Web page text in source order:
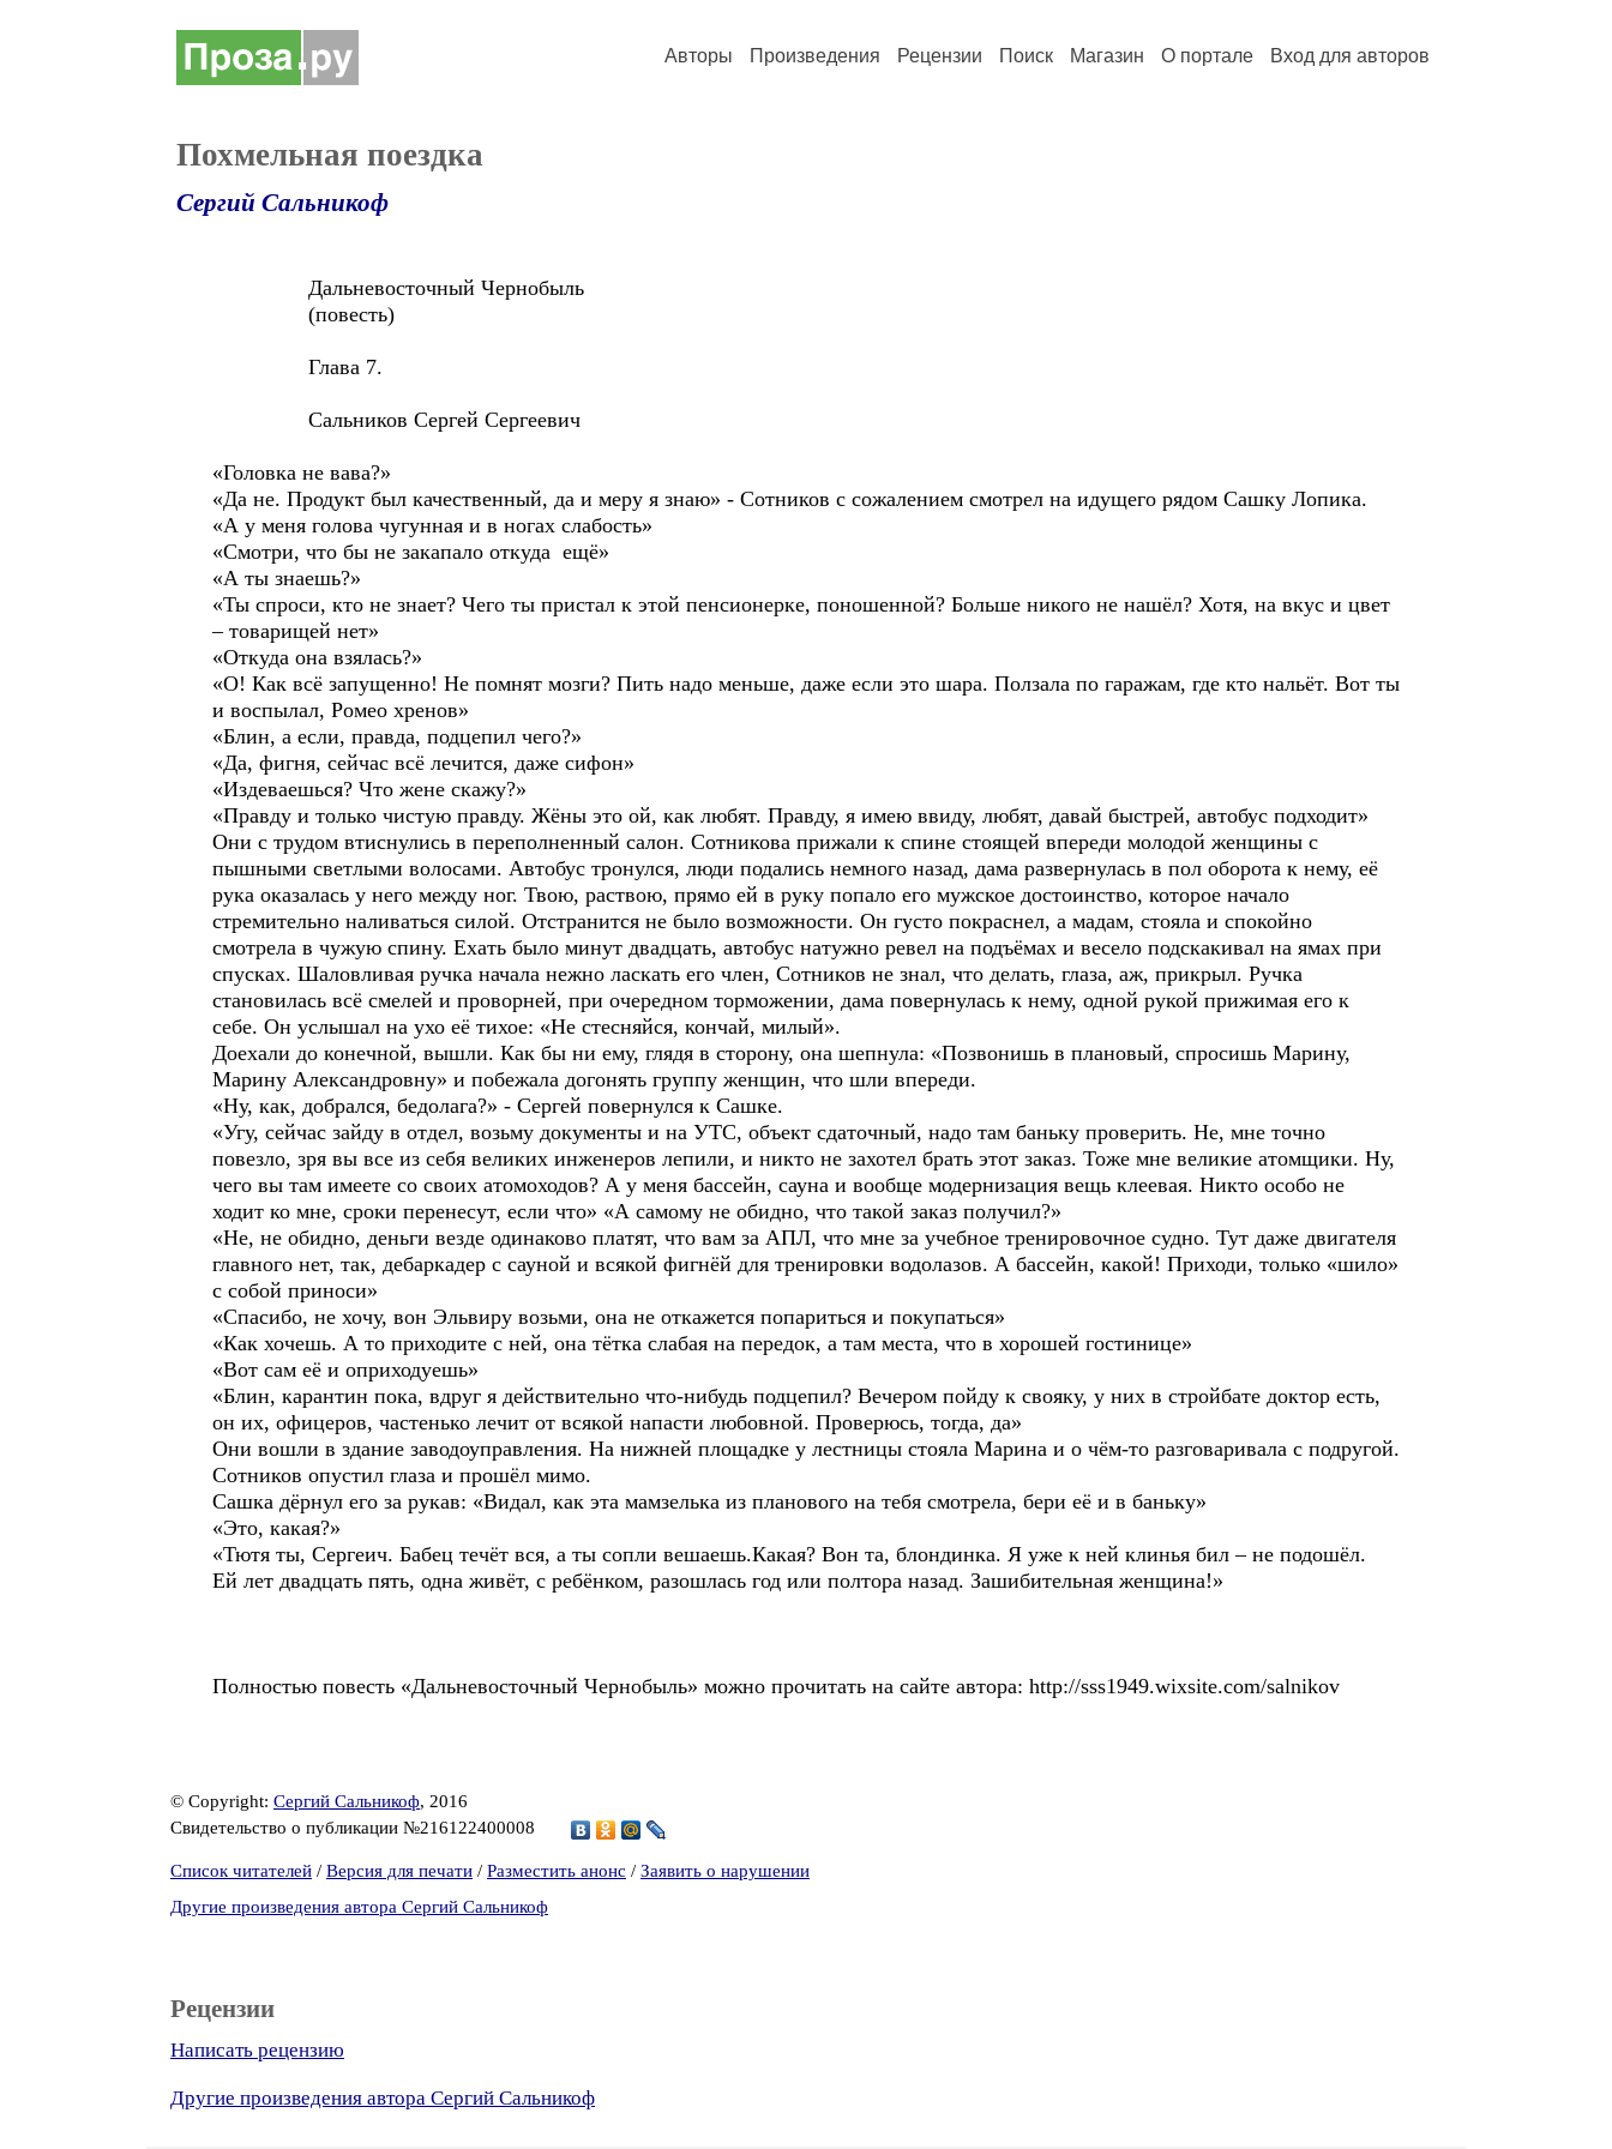
Авторы Произведения Рецензии Поиск Магазин О портале Вход для авторов
Похмельная поездка
Сергий Сальникоф
Дальневосточный Чернобыль
(повесть)
Глава 7.
Сальников Сергей Сергеевич
«Головка не вава?»
«Да не. Продукт был качественный, да и меру я знаю» - Сотников с сожалением смотрел на идущего рядом Сашку Лопика.
«А у меня голова чугунная и в ногах слабость»
«Смотри, что бы не закапало откуда ещё»
«А ты знаешь?»
«Ты спроси, кто не знает? Чего ты пристал к этой пенсионерке, поношенной? Больше никого не нашёл? Хотя, на вкус и цвет
– товарищей нет»
«Откуда она взялась?»
«О! Как всё запущенно! Не помнят мозги? Пить надо меньше, даже если это шара. Ползала по гаражам, где кто нальёт. Вот ты
и воспылал, Ромео хренов»
«Блин, а если, правда, подцепил чего?»
«Да, фигня, сейчас всё лечится, даже сифон»
«Издеваешься? Что жене скажу?»
«Правду и только чистую правду. Жёны это ой, как любят. Правду, я имею ввиду, любят, давай быстрей, автобус подходит»
Они с трудом втиснулись в переполненный салон. Сотникова прижали к спине стоящей впереди молодой женщины с
пышными светлыми волосами. Автобус тронулся, люди подались немного назад, дама развернулась в пол оборота к нему, её
рука оказалась у него между ног. Твою, раствою, прямо ей в руку попало его мужское достоинство, которое начало
стремительно наливаться силой. Отстранится не было возможности. Он густо покраснел, а мадам, стояла и спокойно
смотрела в чужую спину. Ехать было минут двадцать, автобус натужно ревел на подъёмах и весело подскакивал на ямах при
спусках. Шаловливая ручка начала нежно ласкать его член, Сотников не знал, что делать, глаза, аж, прикрыл. Ручка
становилась всё смелей и проворней, при очередном торможении, дама повернулась к нему, одной рукой прижимая его к
себе. Он услышал на ухо её тихое: «Не стесняйся, кончай, милый».
Доехали до конечной, вышли. Как бы ни ему, глядя в сторону, она шепнула: «Позвонишь в плановый, спросишь Марину,
Марину Александровну» и побежала догонять группу женщин, что шли впереди.
«Ну, как, добрался, бедолага?» - Сергей повернулся к Сашке.
«Угу, сейчас зайду в отдел, возьму документы и на УТС, объект сдаточный, надо там баньку проверить. Не, мне точно
повезло, зря вы все из себя великих инженеров лепили, и никто не захотел брать этот заказ. Тоже мне великие атомщики. Ну,
чего вы там имеете со своих атомоходов? А у меня бассейн, сауна и вообще модернизация вещь клеевая. Никто особо не
ходит ко мне, сроки перенесут, если что» «А самому не обидно, что такой заказ получил?»
«Не, не обидно, деньги везде одинаково платят, что вам за АПЛ, что мне за учебное тренировочное судно. Тут даже двигателя
главного нет, так, дебаркадер с сауной и всякой фигнёй для тренировки водолазов. А бассейн, какой! Приходи, только «шило»
с собой приноси»
«Спасибо, не хочу, вон Эльвиру возьми, она не откажется попариться и покупаться»
«Как хочешь. А то приходите с ней, она тётка слабая на передок, а там места, что в хорошей гостинице»
«Вот сам её и оприходуешь»
«Блин, карантин пока, вдруг я действительно что-нибудь подцепил? Вечером пойду к свояку, у них в стройбате доктор есть,
он их, офицеров, частенько лечит от всякой напасти любовной. Проверюсь, тогда, да»
Они вошли в здание заводоуправления. На нижней площадке у лестницы стояла Марина и о чём-то разговаривала с подругой.
Сотников опустил глаза и прошёл мимо.
Сашка дёрнул его за рукав: «Видал, как эта мамзелька из планового на тебя смотрела, бери её и в баньку»
«Это, какая?»
«Тютя ты, Сергеич. Бабец течёт вся, а ты сопли вешаешь.Какая? Вон та, блондинка. Я уже к ней клинья бил – не подошёл.
Ей лет двадцать пять, одна живёт, с ребёнком, разошлась год или полтора назад. Зашибительная женщина!»
Полностью повесть «Дальневосточный Чернобыль» можно прочитать на сайте автора: http://sss1949.wixsite.com/salnikov
© Copyright: Сергий Сальникоф, 2016
Свидетельство о публикации №216122400008
Список читателей / Версия для печати / Разместить анонс / Заявить о нарушении
Другие произведения автора Сергий Сальникоф
Рецензии
Написать рецензию
Другие произведения автора Сергий Сальникоф